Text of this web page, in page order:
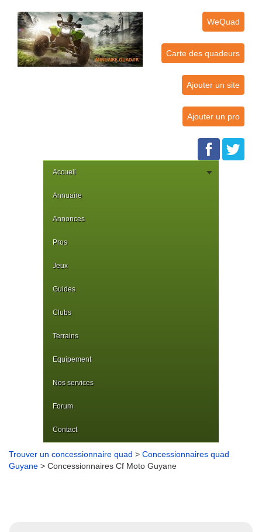
WeQuad
Carte des quadeurs
Ajouter un site
Ajouter un pro
Accueil
Annuaire
Annonces
Pros
Jeux
Guides
Clubs
Terrains
Equipement
Nos services
Forum
Contact
Trouver un concessionnaire quad > Concessionnaires quad
Guyane > Concessionnaires Cf Moto Guyane